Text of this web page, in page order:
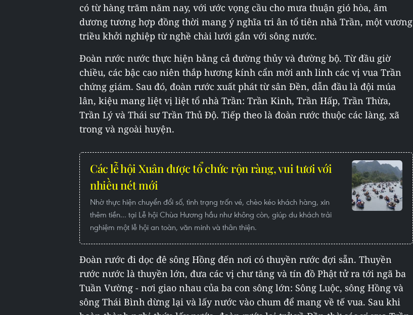
có từ hàng trăm năm nay, với ước vọng cầu cho mưa thuận gió hòa, âm
dương tương hợp đồng thời mang ý nghĩa tri ân tổ tiên nhà Trần, một vương
triều khởi nghiệp từ nghề chài lưới gắn với sông nước.
Đoàn rước nước thực hiện bằng cả đường thủy và đường bộ. Từ đầu giờ
chiều, các bậc cao niên thắp hương kính cẩn mời anh linh các vị vua Trần
chứng giám. Sau đó, đoàn rước xuất phát từ sân Đền, dẫn đầu là đội múa
lân, kiệu mang liệt vị liệt tổ nhà Trần: Trần Kinh, Trần Hấp, Trần Thừa,
Trần Lý và Thái sư Trần Thủ Ðộ. Tiếp theo là đoàn rước thuộc các làng, xã
trong và ngoài huyện.
Các lễ hội Xuân được tổ chức rộn ràng, vui tươi với
nhiều nét mới
Nhờ thực hiện chuyển đổi số, tình trạng trốn vé, chèo kéo khách hàng, xin
thêm tiền... tại Lễ hội Chùa Hương hầu như không còn, giúp du khách trải
nghiệm một lễ hội an toàn, văn minh và thân thiện.
Đoàn rước đi dọc đê sông Hồng đến nơi có thuyền rước đợi sẵn. Thuyền
rước nước là thuyền lớn, đưa các vị chư tăng và tín đồ Phật tử ra tới ngã ba
Tuần Vường - nơi giao nhau của ba con sông lớn: Sông Luộc, sông Hồng và
sông Thái Bình dừng lại và lấy nước vào chum để mang về tế vua. Sau khi